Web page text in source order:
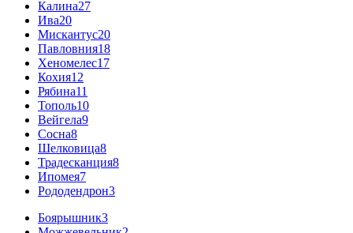
Калина27
Ива20
Мискантус20
Павловния18
Хеномелес17
Кохия12
Рябина11
Тополь10
Вейгела9
Сосна8
Шелковица8
Традесканция8
Ипомея7
Рододендрон3
Боярышник3